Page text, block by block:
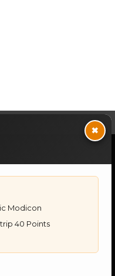
×
Modicon
40 Points